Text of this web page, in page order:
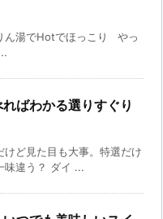
ん湯でHotでほっこり やっ
ればわかる選りすぐり
けど見た目も大事。特選だけ
味違う？ ダイ ...